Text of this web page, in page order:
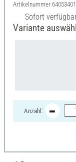
Artikelnummer 64053401
Sofort
Variante
Anzahl: